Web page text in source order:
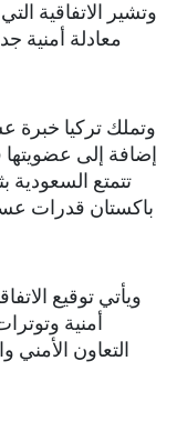
وتشير الاتفاقية
معادلة أمنية
وتملك تركيا خبرة
إضافة إلى
تتمتع السعودية
باكستان قدرات
ويأتي توقيع
أمنية
التعاون